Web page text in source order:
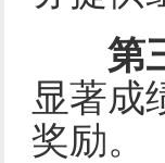
第
显著成
奖励。